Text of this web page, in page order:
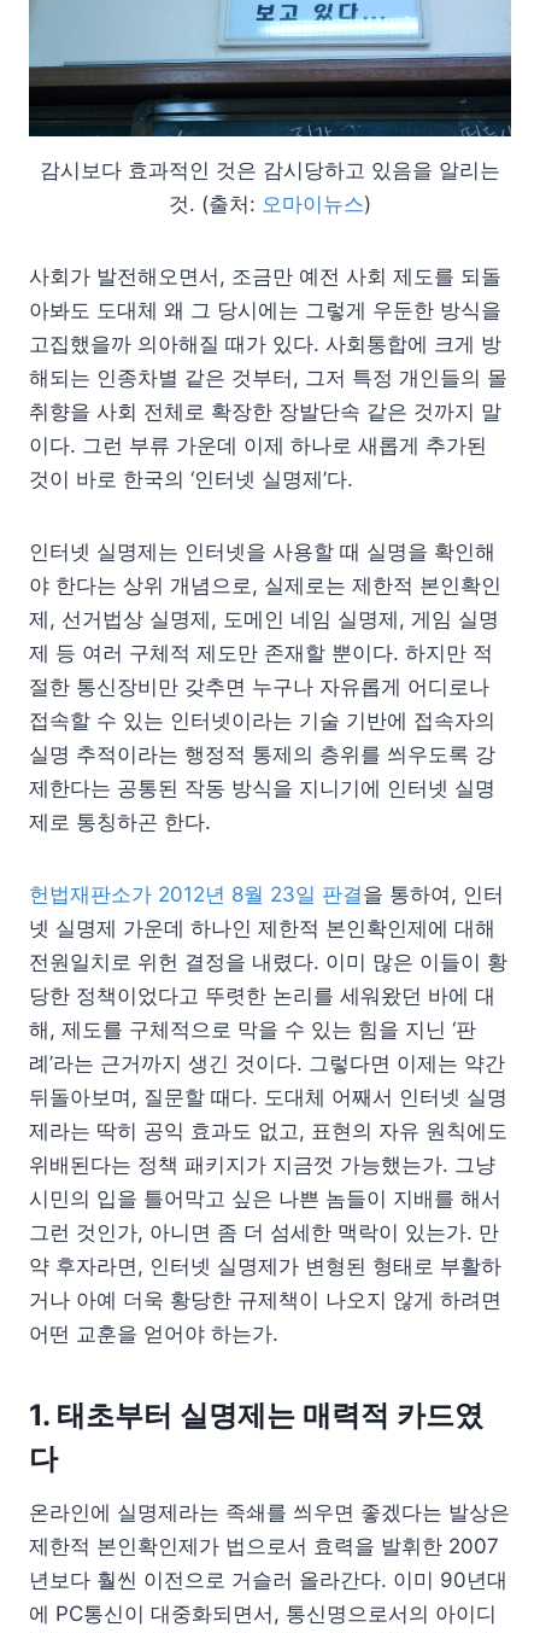
감시보다 효과적인 것은 감시당하고 있음을 알리는
것. (출처: 오마이뉴스)
사회가 발전해오면서, 조금만 예전 사회 제도를 되돌
아봐도 도대체 왜 그 당시에는 그렇게 우둔한 방식을
고집했을까 의아해질 때가 있다. 사회통합에 크게 방
해되는 인종차별 같은 것부터, 그저 특정 개인들의 몰
취향을 사회 전체로 확장한 장발단속 같은 것까지 말
이다. 그런 부류 가운데 이제 하나로 새롭게 추가된
것이 바로 한국의 ‘인터넷 실명제’다.
인터넷 실명제는 인터넷을 사용할 때 실명을 확인해
야 한다는 상위 개념으로, 실제로는 제한적 본인확인
제, 선거법상 실명제, 도메인 네임 실명제, 게임 실명
제 등 여러 구체적 제도만 존재할 뿐이다. 하지만 적
절한 통신장비만 갖추면 누구나 자유롭게 어디로나
접속할 수 있는 인터넷이라는 기술 기반에 접속자의
실명 추적이라는 행정적 통제의 층위를 씌우도록 강
제한다는 공통된 작동 방식을 지니기에 인터넷 실명
제로 통칭하곤 한다.
헌법재판소가 2012년 8월 23일 판결을 통하여, 인터
넷 실명제 가운데 하나인 제한적 본인확인제에 대해
전원일치로 위헌 결정을 내렸다. 이미 많은 이들이 황
당한 정책이었다고 뚜렷한 논리를 세워왔던 바에 대
해, 제도를 구체적으로 막을 수 있는 힘을 지닌 ‘판
례’라는 근거까지 생긴 것이다. 그렇다면 이제는 약간
뒤돌아보며, 질문할 때다. 도대체 어째서 인터넷 실명
제라는 딱히 공익 효과도 없고, 표현의 자유 원칙에도
위배된다는 정책 패키지가 지금껏 가능했는가. 그냥
시민의 입을 틀어막고 싶은 나쁜 놈들이 지배를 해서
그런 것인가, 아니면 좀 더 섬세한 맥락이 있는가. 만
약 후자라면, 인터넷 실명제가 변형된 형태로 부활하
거나 아예 더욱 황당한 규제책이 나오지 않게 하려면
어떤 교훈을 얻어야 하는가.
1. 태초부터 실명제는 매력적 카드였
다
온라인에 실명제라는 족쇄를 씌우면 좋겠다는 발상은
제한적 본인확인제가 법으로서 효력을 발휘한 2007
년보다 훨씬 이전으로 거슬러 올라간다. 이미 90년대
에 PC통신이 대중화되면서, 통신명으로서의 아이디